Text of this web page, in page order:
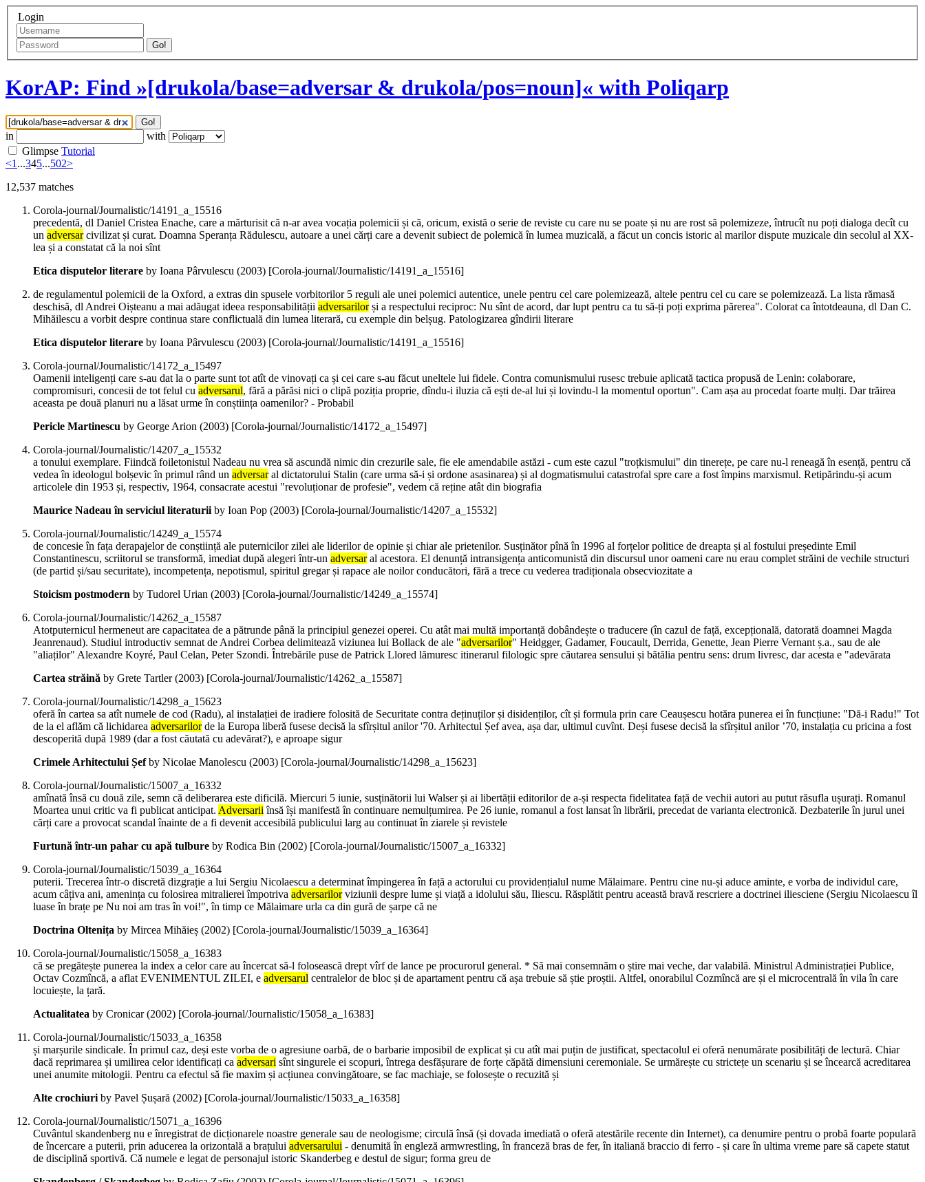
Login
Go!
KorAP: Find »[drukola/base=adversar & drukola/pos=noun]« with Poliqarp
Go!
in
with
Glimpse Tutorial
<1...345...502>
12,537 matches
Corola-journal/Journalistic/14191_a_15516
precedentă, dl Daniel Cristea Enache, care a mărturisit că n-ar avea vocația polemicii și că, oricum, există o serie de reviste cu care nu se poate și nu are rost să polemizeze, întrucît nu poți dialoga decît cu
un adversarcivilizat și curat. Doamna Speranța Rădulescu, autoare a unei cărți care a devenit subiect de polemică în lumea muzicală, a făcut un concis istoric al marilor dispute muzicale din secolul al XX-
lea și a constatat că la noi sînt
Etica disputelor literare by Ioana Pârvulescu (2003) [Corola-journal/Journalistic/14191_a_15516]
de regulamentul polemicii de la Oxford, a extras din spusele vorbitorilor 5 reguli ale unei polemici autentice, unele pentru cel care polemizează, altele pentru cel cu care se polemizează. La lista rămasă
deschisă, dl Andrei Oișteanu a mai adăugat ideea responsabilității adversarilorși a respectului reciproc: Nu sînt de acord, dar lupt pentru ca tu să-ți poți exprima părerea". Colorat ca întotdeauna, dl Dan C.
Mihăilescu a vorbit despre continua stare conflictuală din lumea literară, cu exemple din belșug. Patologizarea gîndirii literare
Etica disputelor literare by Ioana Pârvulescu (2003) [Corola-journal/Journalistic/14191_a_15516]
Corola-journal/Journalistic/14172_a_15497
Oamenii inteligenți care s-au dat la o parte sunt tot atît de vinovați ca și cei care s-au făcut uneltele lui fidele. Contra comunismului rusesc trebuie aplicată tactica propusă de Lenin: colaborare,
compromisuri, concesii de tot felul cu adversarul, fără a părăsi nici o clipă poziția proprie, dîndu-i iluzia că ești de-al lui și lovindu-l la momentul oportun". Cam așa au procedat foarte mulți. Dar trăirea
aceasta pe două planuri nu a lăsat urme în conștiința oamenilor? - Probabil
Pericle Martinescu by George Arion (2003) [Corola-journal/Journalistic/14172_a_15497]
Corola-journal/Journalistic/14207_a_15532
a tonului exemplare. Fiindcă foiletonistul Nadeau nu vrea să ascundă nimic din crezurile sale, fie ele amendabile astăzi - cum este cazul "troțkismului" din tinerețe, pe care nu-l reneagă în esență, pentru că
vedea în ideologul bolșevic în primul rând un adversaral dictatorului Stalin (care urma să-i și ordone asasinarea) și al dogmatismului catastrofal spre care a fost împins marxismul. Retipărindu-și acum
articolele din 1953 și, respectiv, 1964, consacrate acestui "revoluționar de profesie", vedem că reține atât din biografia
Maurice Nadeau în serviciul literaturiiby Ioan Pop (2003) [Corola-journal/Journalistic/14207_a_15532]
Corola-journal/Journalistic/14249_a_15574
de concesie în fața derapajelor de conștiință ale puternicilor zilei ale liderilor de opinie și chiar ale prietenilor. Susținător pînă în 1996 al forțelor politice de dreapta și al fostului președinte Emil
Constantinescu, scriitorul se transformă, imediat după alegeri într-un adversaral acestora. El denunță intransigența anticomunistă din discursul unor oameni care nu erau complet străini de vechile structuri
(de partid și/sau securitate), incompetența, nepotismul, spiritul gregar și rapace ale noilor conducători, fără a trece cu vederea tradiționala obsecviozitate a
Stoicism postmodern by Tudorel Urian (2003) [Corola-journal/Journalistic/14249_a_15574]
Corola-journal/Journalistic/14262_a_15587
Atotputernicul hermeneut are capacitatea de a pătrunde până la principiul genezei operei. Cu atât mai multă importanță dobândește o traducere (în cazul de față, excepțională, datorată doamnei Magda
Jeanrenaud). Studiul introductiv semnat de Andrei Corbea delimitează viziunea lui Bollack de ale "adversarilor" Heidgger, Gadamer, Foucault, Derrida, Genette, Jean Pierre Vernant ș.a., sau de ale
"aliaților" Alexandre Koyré, Paul Celan, Peter Szondi. Întrebările puse de Patrick Llored lămuresc itinerarul filologic spre căutarea sensului și bătălia pentru sens: drum livresc, dar acesta e "adevărata
Cartea străină by Grete Tartler (2003) [Corola-journal/Journalistic/14262_a_15587]
Corola-journal/Journalistic/14298_a_15623
oferă în cartea sa atît numele de cod (Radu), al instalației de iradiere folosită de Securitate contra deținuților și disidenților, cît și formula prin care Ceaușescu hotăra punerea ei în funcțiune: "Dă-i Radu!" Tot
de la el aflăm că lichidarea adversarilorde la Europa liberă fusese decisă la sfîrșitul anilor '70. Arhitectul Șef avea, așa dar, ultimul cuvînt. Deși fusese decisă la sfîrșitul anilor ’70, instalația cu pricina a fost
descoperită după 1989 (dar a fost căutată cu adevărat?), e aproape sigur
Crimele Arhitectului Șefby Nicolae Manolescu (2003) [Corola-journal/Journalistic/14298_a_15623]
Corola-journal/Journalistic/15007_a_16332
amînată însă cu două zile, semn că deliberarea este dificilă. Miercuri 5 iunie, susținătorii lui Walser și ai libertății editorilor de a-și respecta fidelitatea față de vechii autori au putut răsufla ușurați. Romanul
Moartea unui critic va fi publicat anticipat. Adversariiînsă își manifestă în continuare nemulțumirea. Pe 26 iunie, romanul a fost lansat în librării, precedat de varianta electronică. Dezbaterile în jurul unei
cărți care a provocat scandal înainte de a fi devenit accesibilă publicului larg au continuat în ziarele și revistele
Furtună într-un pahar cu apă tulbure by Rodica Bin (2002) [Corola-journal/Journalistic/15007_a_16332]
Corola-journal/Journalistic/15039_a_16364
puterii. Trecerea într-o discretă dizgrație a lui Sergiu Nicolaescu a determinat împingerea în față a actorului cu providențialul nume Mălaimare. Pentru cine nu-și aduce aminte, e vorba de individul care,
acum câțiva ani, amenința cu folosirea mitralierei împotriva adversarilorviziunii despre lume și viață a idolului său, Iliescu. Răsplătit pentru această bravă rescriere a doctrinei iliesciene (Sergiu Nicolaescu îl
luase în brațe pe Nu noi am tras în voi!", în timp ce Mălaimare urla ca din gură de șarpe că ne
Doctrina Oltenița by Mircea Mihăieș (2002) [Corola-journal/Journalistic/15039_a_16364]
Corola-journal/Journalistic/15058_a_16383
că se pregătește punerea la index a celor care au încercat să-l folosească drept vîrf de lance pe procurorul general. * Să mai consemnăm o știre mai veche, dar valabilă. Ministrul Administrației Publice,
Octav Cozmîncă, a aflat EVENIMENTUL ZILEI, e adversarul centralelor de bloc și de apartament pentru că așa trebuie să știe proștii. Altfel, onorabilul Cozmîncă are și el microcentrală în vila în care
locuiește, la țară.
Actualitatea by Cronicar (2002) [Corola-journal/Journalistic/15058_a_16383]
Corola-journal/Journalistic/15033_a_16358
și marșurile sindicale. În primul caz, deși este vorba de o agresiune oarbă, de o barbarie imposibil de explicat și cu atît mai puțin de justificat, spectacolul ei oferă nenumărate posibilități de lectură. Chiar
dacă reprimarea și umilirea celor identificați ca adversari sînt singurele ei scopuri, întrega desfășurare de forțe căpătă dimensiuni ceremoniale. Se urmărește cu strictețe un scenariu și se încearcă acreditarea
unei anumite mitologii. Pentru ca efectul să fie maxim și acțiunea convingătoare, se fac machiaje, se folosește o recuzită și
Alte crochiuriby Pavel Șușară (2002) [Corola-journal/Journalistic/15033_a_16358]
Corola-journal/Journalistic/15071_a_16396
Cuvântul skandenberg nu e înregistrat de dicționarele noastre generale sau de neologisme; circulă însă (și dovada imediată o oferă atestările recente din Internet), ca denumire pentru o probă foarte populară
de încercare a puterii, prin aducerea la orizontală a brațului adversarului - denumită în engleză armwrestling, în franceză bras de fer, în italiană braccio di ferro - și care în ultima vreme pare să capete statut
de disciplină sportivă. Că numele e legat de personajul istoric Skanderbeg e destul de sigur; forma greu de